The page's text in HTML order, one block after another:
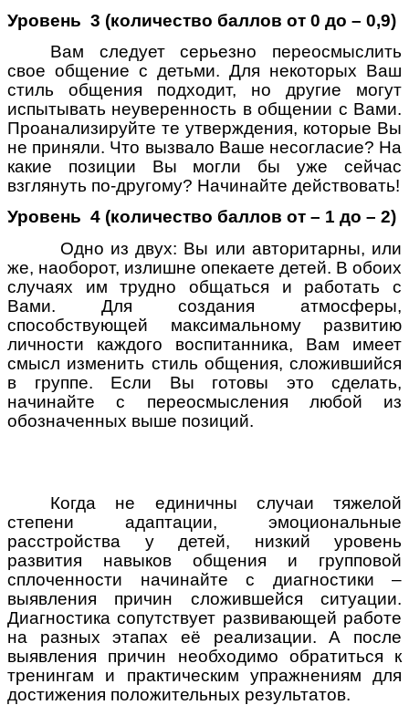
Уровень 3 (количество баллов от 0 до – 0,9)
Вам следует серьезно переосмыслить
свое общение с детьми. Для некоторых Ваш
стиль общения подходит, но другие могут
испытывать неуверенность в общении с Вами.
Проанализируйте те утверждения, которые Вы
не приняли. Что вызвало Ваше несогласие? На
какие позиции Вы могли бы уже сейчас
взглянуть по-другому? Начинайте действовать!
Уровень 4 (количество баллов от – 1 до – 2)
Одно из двух: Вы или авторитарны, или
же, наоборот, излишне опекаете детей. В обоих
случаях им трудно общаться и работать с
Вами. Для создания атмосферы,
способствующей максимальному развитию
личности каждого воспитанника, Вам имеет
смысл изменить стиль общения, сложившийся
в группе. Если Вы готовы это сделать,
начинайте с переосмысления любой из
обозначенных выше позиций.
Когда не единичны случаи тяжелой
степени адаптации, эмоциональные
расстройства у детей, низкий уровень
развития навыков общения и групповой
сплоченности начинайте с диагностики –
выявления причин сложившейся ситуации.
Диагностика сопутствует развивающей работе
на разных этапах её реализации. А после
выявления причин необходимо обратиться к
тренингам и практическим упражнениям для
достижения положительных результатов.